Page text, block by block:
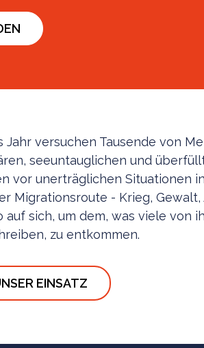
Jahr versuchen Tausende von
seeuntauglichen und
vor unerträglichen Situationen
Migrationsroute - Krieg,
auf sich, um dem, was viele von
zu entkommen.
EINSATZ